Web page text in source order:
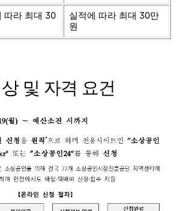
따라 최대 30
실적에 따라 최대 30만
원
및 자격 요건